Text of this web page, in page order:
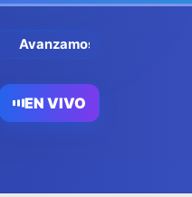
Avanzamos Contigo
EN VIVO